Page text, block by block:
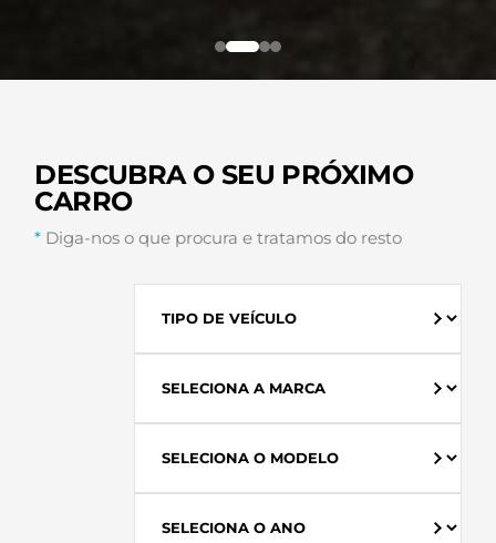
DESCUBRA O SEU PRÓXIMO
CARRO
* Diga-nos o que procura e tratamos do resto